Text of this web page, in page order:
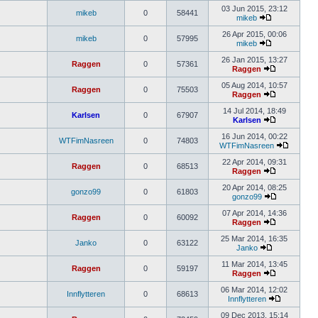
mikeb 0 58441
03 Jun 2015, 23:12
mikeb
mikeb 0 57995
26 Apr 2015, 00:06
mikeb
Raggen 0 57361
26 Jan 2015, 13:27
Raggen
Raggen 0 75503
05 Aug 2014, 10:57
Raggen
Karlsen 0 67907
14 Jul 2014, 18:49
Karlsen
WTFimNasreen 0 74803
16 Jun 2014, 00:22
WTFimNasreen
Raggen 0 68513
22 Apr 2014, 09:31
Raggen
gonzo99 0 61803
20 Apr 2014, 08:25
gonzo99
Raggen 0 60092
07 Apr 2014, 14:36
Raggen
Janko 0 63122
25 Mar 2014, 16:35
Janko
Raggen 0 59197
11 Mar 2014, 13:45
Raggen
Innflytteren 0 68613
06 Mar 2014, 12:02
Innflytteren
09 Dec 2013, 15:14